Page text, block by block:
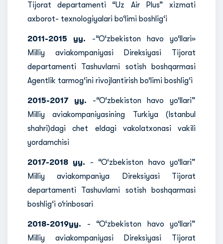
Tijorat departamenti “Uz Air Plus” xizmati
axborot- texnologiyalari bo‘limi boshlig‘i
2011-2015 yy. -“O‘zbekiston havo yo‘llari»
Milliy aviakompaniyasi Direksiyasi Tijorat
departamenti Tashuvlarni sotish boshqarmasi
Agentlik tarmog‘ini rivojlantirish bo‘limi boshlig‘i
2015-2017 yy. -“O‘zbekiston havo yo‘llari”
Milliy aviakompaniyasining Turkiya (Istanbul
shahri)dagi chet eldagi vakolatxonasi vakili
yordamchisi
2017-2018 yy. - “O‘zbekiston havo yo‘llari”
Milliy aviakompaniya Direksiyasi Tijorat
departamenti Tashuvlarni sotish boshqarmasi
boshlig‘i o‘rinbosari
2018-2019yy. - “O‘zbekiston havo yo‘llari”
Milliy aviakompaniyasi Direksiyasi Tijorat